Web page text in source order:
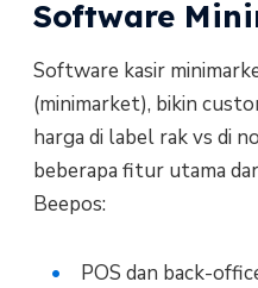
Software
Software kasir
(minimarket), bikin
harga di label rak vs di
beberapa fitur utama
Beepos:
POS dan back-